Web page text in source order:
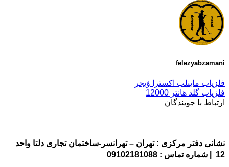
felezyabzamani
فلزیاب ماینلب اکسترا وُیجر
فلزیاب گلد هانتر 12000
ارتباط با جویندگان
نشانی دفتر مرکزی : تهران – تهرانسر-ساختمان تجاری دلتا واحد
12 | شماره تماس : 09102181088